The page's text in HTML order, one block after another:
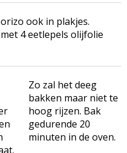
ook in plakjes.
4 eetlepels olijfolie
Zo zal het deeg
bakken maar niet te
hoog rijzen. Bak
gedurende 20
minuten in de oven.